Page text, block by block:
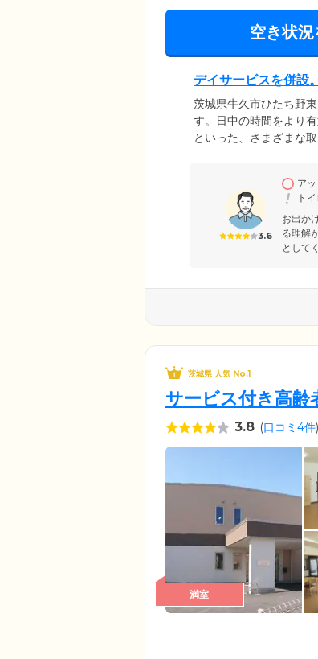
空き状
デイサービスを併設
茨城県牛久市ひたち野
す。日中の時間をより
といった、さまざまな
さまが楽しく前向きに
3.6
ア
ト
お出か
る理解
として
茨城県 人気 No.1
サービス付き高齢
3.8 (口コミ4件)
満室